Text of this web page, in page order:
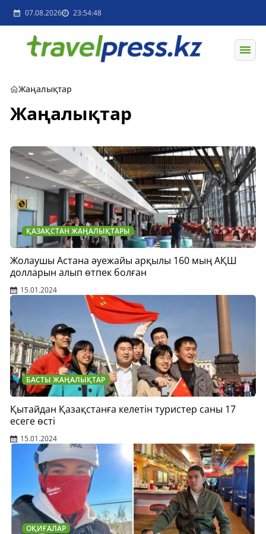
07.08.2026 23:54:48
Жаңалықтар
Жаңалықтар
ҚАЗАҚСТАН ЖАҢАЛЫҚТАРЫ
Жолаушы Астана әуежайы арқылы 160 мың АҚШ
долларын алып өтпек болған
15.01.2024
БАСТЫ ЖАҢАЛЫҚТАР
Қытайдан Қазақстанға келетін туристер саны 17
есеге өсті
15.01.2024
ОҚИҒАЛАР